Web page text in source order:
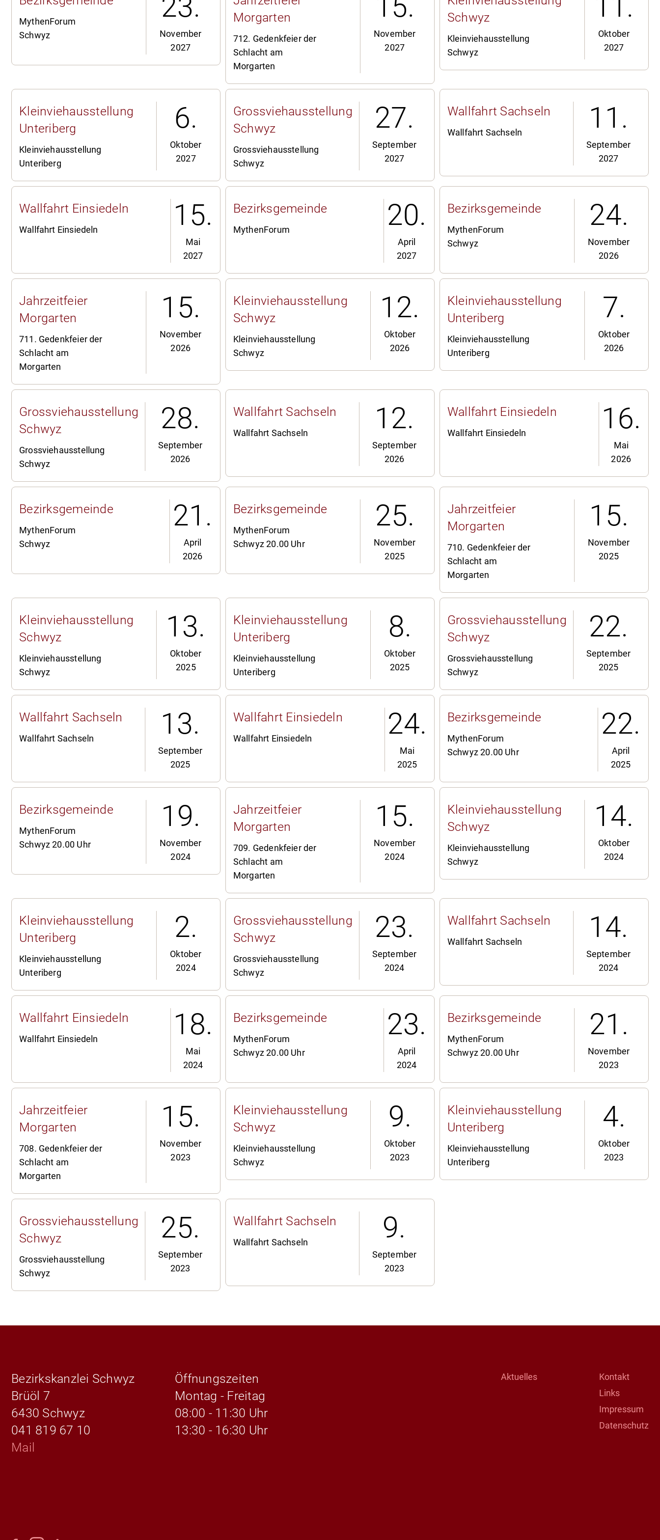
MythenForum
Schwyz
November
2027
Morgarten
712. Gedenkfeier der
Schlacht am
Morgarten
November
2027
Schwyz
Kleinviehausstellung
Schwyz
Oktober
2027
Kleinviehausstellung
Unteriberg
Kleinviehausstellung
Unteriberg
6.
Oktober
2027
Grossviehausstellung
Schwyz
Grossviehausstellung
Schwyz
27.
September
2027
Wallfahrt Sachseln
Wallfahrt Sachseln 11.
September
2027
Wallfahrt Einsiedeln
Wallfahrt Einsiedeln 15.
Mai
2027
Bezirksgemeinde
MythenForum 20.
April
2027
Bezirksgemeinde
MythenForum
Schwyz
24.
November
2026
Jahrzeitfeier
Morgarten
711. Gedenkfeier der
Schlacht am
Morgarten
15.
November
2026
Kleinviehausstellung
Schwyz
Kleinviehausstellung
Schwyz
12.
Oktober
2026
Kleinviehausstellung
Unteriberg
Kleinviehausstellung
Unteriberg
7.
Oktober
2026
Grossviehausstellung
Schwyz
Grossviehausstellung
Schwyz
28.
September
2026
Wallfahrt Sachseln
Wallfahrt Sachseln 12.
September
2026
Wallfahrt Einsiedeln
Wallfahrt Einsiedeln 16.
Mai
2026
Bezirksgemeinde
MythenForum
Schwyz
21.
April
2026
Bezirksgemeinde
MythenForum
Schwyz 20.00 Uhr
25.
November
2025
Jahrzeitfeier
Morgarten
710. Gedenkfeier der
Schlacht am
Morgarten
15.
November
2025
Kleinviehausstellung
Schwyz
Kleinviehausstellung
Schwyz
13.
Oktober
2025
Kleinviehausstellung
Unteriberg
Kleinviehausstellung
Unteriberg
8.
Oktober
2025
Grossviehausstellung
Schwyz
Grossviehausstellung
Schwyz
22.
September
2025
Wallfahrt Sachseln
Wallfahrt Sachseln 13.
September
2025
Wallfahrt Einsiedeln
Wallfahrt Einsiedeln 24.
Mai
2025
Bezirksgemeinde
MythenForum
Schwyz 20.00 Uhr
22.
April
2025
Bezirksgemeinde
MythenForum
Schwyz 20.00 Uhr
19.
November
2024
Jahrzeitfeier
Morgarten
709. Gedenkfeier der
Schlacht am
Morgarten
15.
November
2024
Kleinviehausstellung
Schwyz
Kleinviehausstellung
Schwyz
14.
Oktober
2024
Kleinviehausstellung
Unteriberg
Kleinviehausstellung
Unteriberg
2.
Oktober
2024
Grossviehausstellung
Schwyz
Grossviehausstellung
Schwyz
23.
September
2024
Wallfahrt Sachseln
Wallfahrt Sachseln 14.
September
2024
Wallfahrt Einsiedeln
Wallfahrt Einsiedeln 18.
Mai
2024
Bezirksgemeinde
MythenForum
Schwyz 20.00 Uhr
23.
April
2024
Bezirksgemeinde
MythenForum
Schwyz 20.00 Uhr
21.
November
2023
Jahrzeitfeier
Morgarten
708. Gedenkfeier der
Schlacht am
Morgarten
15.
November
2023
Kleinviehausstellung
Schwyz
Kleinviehausstellung
Schwyz
9.
Oktober
2023
Kleinviehausstellung
Unteriberg
Kleinviehausstellung
Unteriberg
4.
Oktober
2023
Grossviehausstellung
Schwyz
Grossviehausstellung
Schwyz
25.
September
2023
Wallfahrt Sachseln
Wallfahrt Sachseln 9.
September
2023
Bezirkskanzlei Schwyz
Brüöl 7
6430 Schwyz
041 819 67 10
Mail
Öffnungszeiten
Montag - Freitag
08:00 - 11:30 Uhr
13:30 - 16:30 Uhr
Aktuelles
Kontakt
Links
Impressum
Datenschutz